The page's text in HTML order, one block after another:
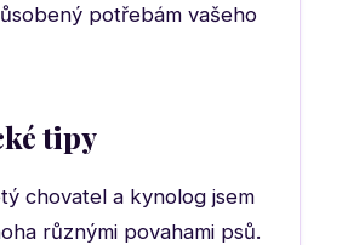
potřebám vašeho
tipy
chovatel a kynolog jsem
různými povahami psů.